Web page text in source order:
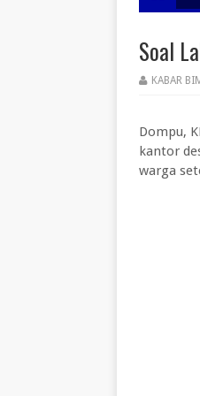
Soal
KABAR
Dompu,
kantor
warga